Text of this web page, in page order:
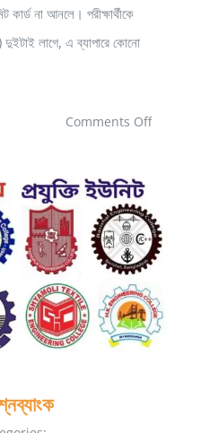
না আনলে। পরীক্ষার্থীকে
লাগে, এ ব্যাপারে কোনো
Comments Offon
বুটেক্স
ভর্তি
পরীক্ষা
প্রশ্নব্যাংক